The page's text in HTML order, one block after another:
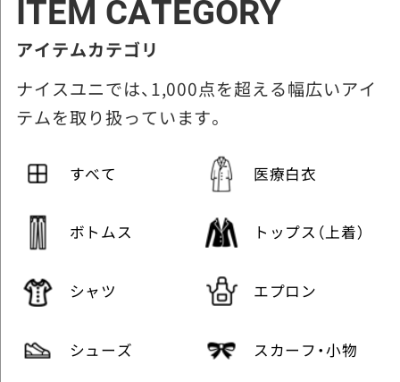
ITEM CATEGORY
アイテムカテゴリ
ナイスユニでは、1,000点を超える幅広いアイ
テムを取り扱っています。
すべて 医療白衣
ボトムス トップス（上着）
シャツ エプロン
シューズ スカーフ・小物